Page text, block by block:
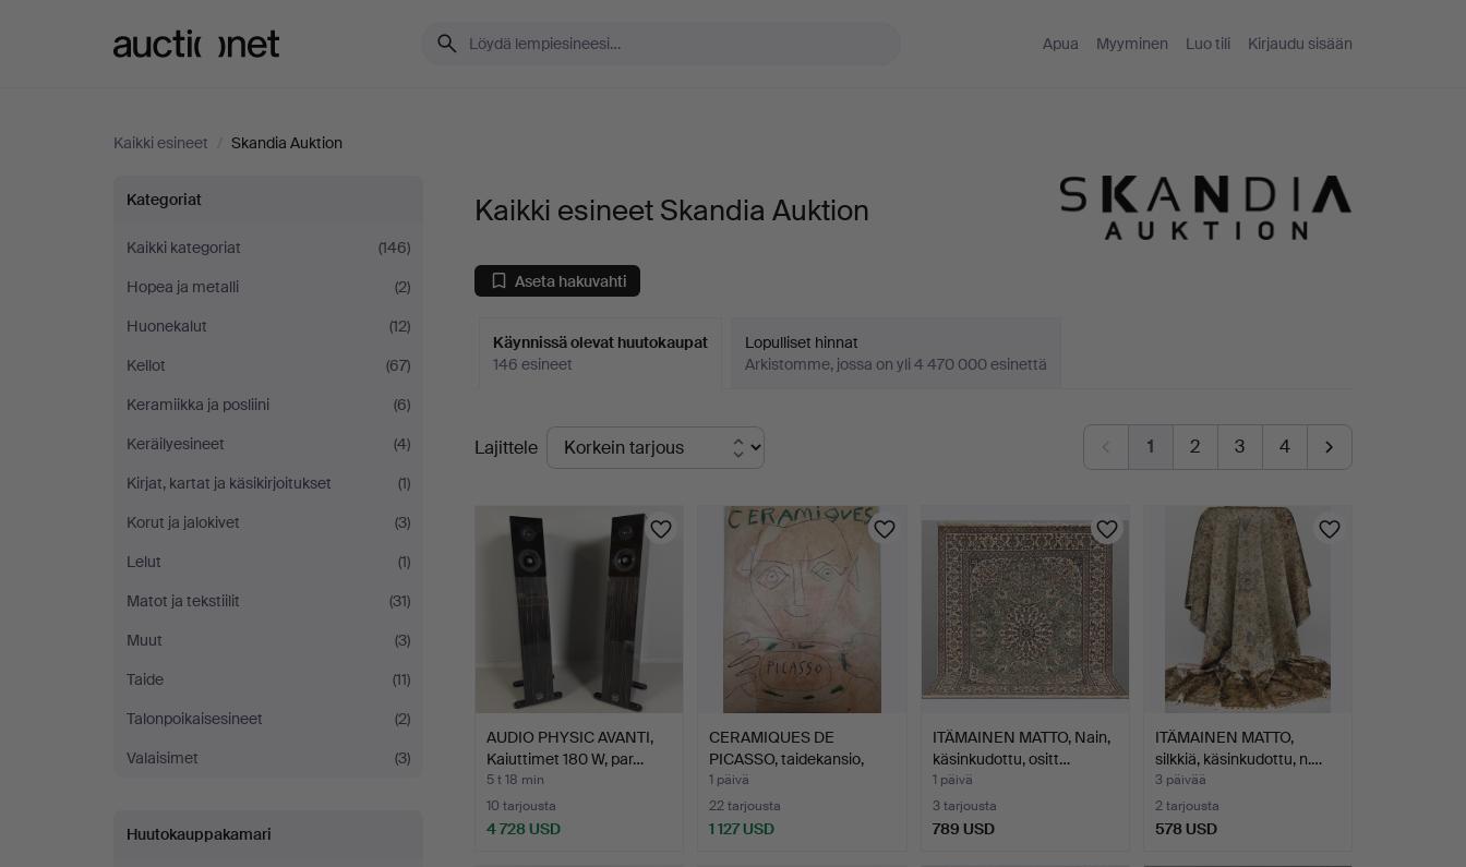
Apua Myyminen Luo tili Kirjaudu sisään
Kaikki esineet / Skandia Auktion
Kaikki
esineet
Skandia
Auktion
Kategoriat
Kaikki kategoriat
(146)
Hopea ja metalli
(2)
Huonekalut
(12)
Kellot
(67)
Keramiikka ja posliini
(6)
Keräilyesineet
(4)
Kirjat, kartat ja käsikirjoitukset
(1)
Korut ja jalokivet
(3)
Lelut
(1)
Matot ja tekstiilit
(31)
Muut
(3)
Taide
(11)
Talonpoikaisesineet
(2)
Valaisimet
(3)
Huutokauppakamari
Kaikki esineet Skandia Auktion
Aseta hakuvahti
Käynnissä olevat huutokaupat
146 esineet
Lopulliset hinnat
Arkistomme, jossa on yli 4 470 000 esinettä
Käynnissä
olevat
Lajittele 1 2 3 4
AUDIO PHYSIC AVANTI,
Kaiuttimet 180 W, par…
5 t 18 min
10 tarjousta
4 728 USD
CERAMIQUES DE
PICASSO, taidekansio,
Suzann…
1 päivä
22 tarjousta
1 127 USD
ITÄMAINEN MATTO, Nain,
käsinkudottu, ositt…
1 päivä
3 tarjousta
789 USD
ITÄMAINEN MATTO,
silkkiä, käsinkudottu, n.…
3 päivää
2 tarjousta
578 USD